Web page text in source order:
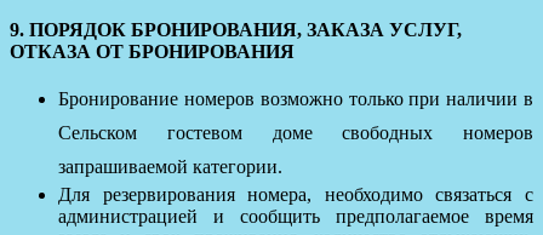
9. ПОРЯДОК БРОНИРОВАНИЯ, ЗАКАЗА УСЛУГ,
ОТКАЗА ОТ БРОНИРОВАНИЯ
Бронирование номеров возможно только при наличии в
Сельском гостевом доме свободных номеров
запрашиваемой категории.
Для резервирования номера, необходимо связаться с
администрацией и сообщить предполагаемое время